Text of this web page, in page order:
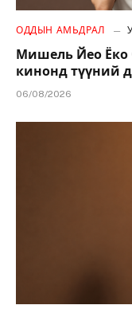
ОДДЫН АМЬДРАЛ
Мишель Йео Ёко
кинонд түүний
06/08/2026